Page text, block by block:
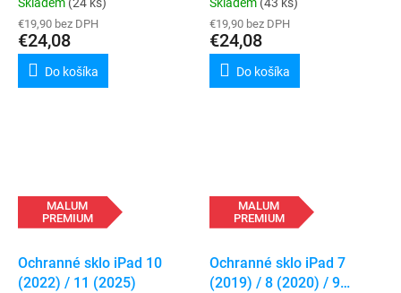
€19,90 bez DPH
€24,08
Do košíka
€19,90 bez DPH
€24,08
Do košíka
MALUM
PREMIUM
Ochranné sklo iPad 10
(2022) / 11 (2025)
MALUM
PREMIUM
Ochranné sklo iPad 7
(2019) / 8 (2020) / 9